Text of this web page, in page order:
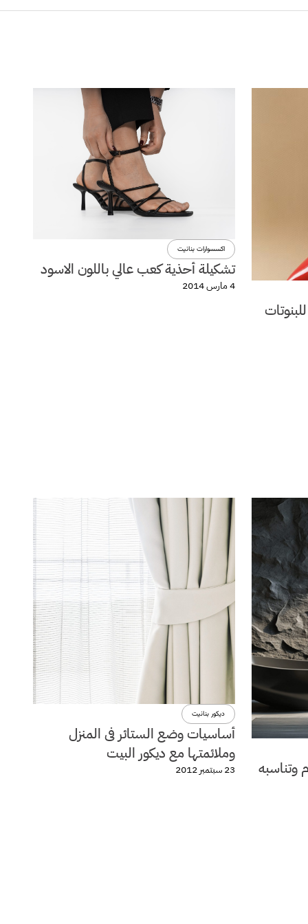
اكسسوارات بنانيت
تشكيلة أحذية كعب عالي باللون الاسود
4 مارس 2014
وتناسبه
ديكور بنانيت
أساسيات وضع الستائر فى المنزل
وملائمتها مع ديكور البيت
23 سبتمبر 2012